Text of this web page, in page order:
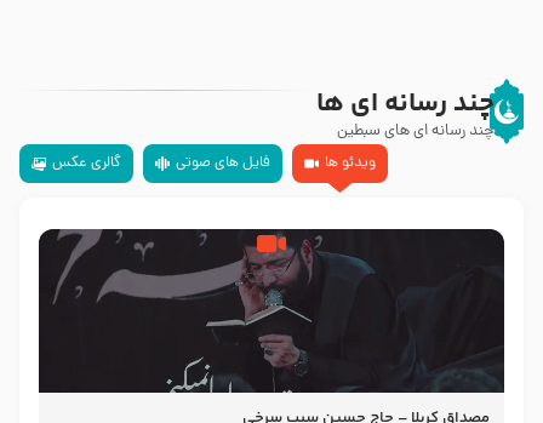
چند رسانه ای ها
چند رسانه ای های سبطین
ویدئو ها
فایل های صوتی گالری عکس
مصداق کربلا – حاج حسین سیب سرخی